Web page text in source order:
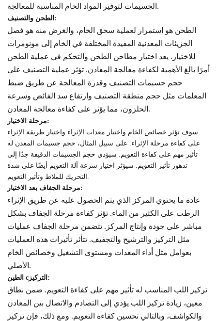
الجسيمات لتوفير المواد الخام المناسبة للمعالجة.
الطحن والتصنيف:
الطحن هو استمرار لعملية سحق الخام، والغرض منه هو فصل
الجزيئات المعدنية المفيدة المختلفة في الخام إلى مونومرات
للاختيار. يعد اختيار مطاحن الطحن والتحكم في عملية الطحن
أمرًا بالغ الأهمية لكفاءة معالجة المعادن. تؤثر عملية التصنيف على
حجم جسيمات التصنيف وقدرة المعالجة عن طريق ضبط
المعلمات مثل حجم منطقة التصنيف وارتفاع سد الفائض وسرعة
الحلزون، مما يؤثر على كفاءة معالجة المعادن.
مرحلة الاختيار:
سوف تؤثر خصائص الخام واختيار معدات الإثراء واختيار طريقة الإثراء
على كفاءة مرحلة الإثراء. على سبيل المثال، حجم جسيمات المعدن له
تأثير مهم على كفاءة التعويم. سيؤدي حجم الجسيمات الدقيقة جدًا إلى
تدهور تأثير التعويم. سيؤثر اختيار سرعة آلة التعويم أيضًا على شدة
التحريك للملاط وتأثير التعويم.
مرحلة الجفاف بعد الاختيار:
عادة ما يحتوي المركز الذي يتم الحصول عليه عن طريق الإثراء
الرطب على الكثير من الماء. تؤثر كفاءة مرحلة الجفاف بشكل
مباشر على جودة وإنتاج المركز. تتضمن مرحلة الجفاف عمليات
مثل التركيز والترشيح والتجفيف. تتأثر تأثيرات هذه العمليات
بعوامل مثل أداء المعدات ومستوى التشغيل وخصائص الخام
الأصلي.
c التركيز:
تركيز اللب المناسب له تأثير مهم على كفاءة التعويم. ضمن نطاق
معين، زيادة تركيز اللب يؤدي إلى التصادم والاتصال بين المعادن
والكواشف، وبالتالي تحسين كفاءة التعويم. ومع ذلك، فإن تركيز